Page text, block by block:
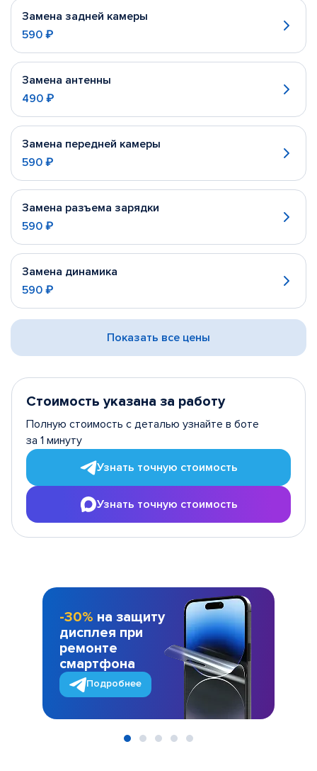
Замена задней камеры
590 ₽
Замена антенны
490 ₽
Замена передней камеры
590 ₽
Замена разъема зарядки
590 ₽
Замена динамика
590 ₽
Показать все цены
Стоимость указана за работу
Полную стоимость с деталью узнайте в боте
за 1 минуту
Узнать точную стоимость
Узнать точную стоимость
-30% на защиту
дисплея при
ремонте
смартфона
Подробнее